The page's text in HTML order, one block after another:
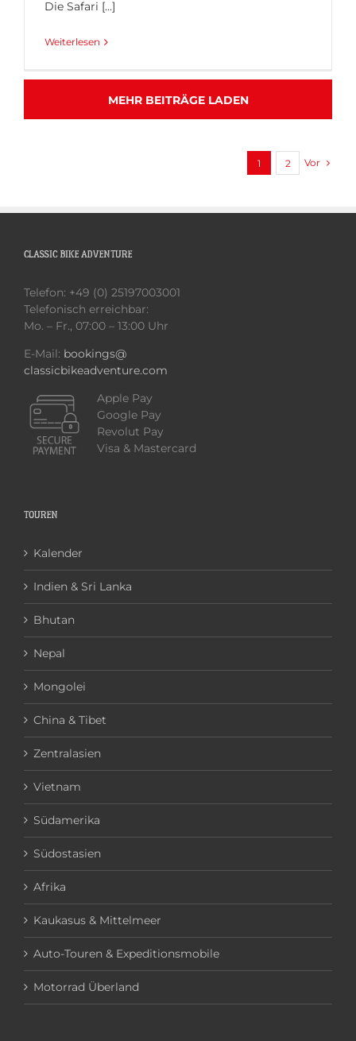
Die Safari [...]
Weiterlesen
MEHR BEITRÄGE LADEN
1 2 Vor
CLASSIC BIKE ADVENTURE
Telefon: +49 (0) 25197003001
Telefonisch erreichbar:
Mo. – Fr., 07:00 – 13:00 Uhr
E-Mail: bookings@
classicbikeadventure.com
Apple Pay
Google Pay
Revolut Pay
Visa & Mastercard
TOUREN
Kalender
Indien & Sri Lanka
Bhutan
Nepal
Mongolei
China & Tibet
Zentralasien
Vietnam
Südamerika
Südostasien
Afrika
Kaukasus & Mittelmeer
Auto-Touren & Expeditionsmobile
Motorrad Überland